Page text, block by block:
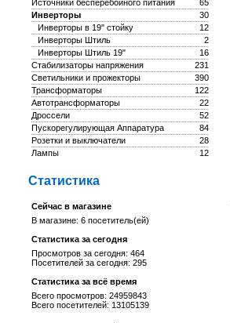
65
Источники бесперебойного питания
30
Инверторы
12
Инверторы в 19" стойку
2
Инверторы Штиль
16
Инверторы Штиль 19"
231
Стабилизаторы напряжения
390
Светильники и прожекторы
122
Трансформаторы
22
Автотрансформаторы
52
Дроссели
84
Пускорегулирующая Аппаратура
28
Розетки и выключатели
12
Лампы
Статистика
Сейчас в магазине
В магазине: 6 посетитель(ей)
Статистика за сегодня
Просмотров за сегодня: 464
Посетителей за сегодня: 295
Статистика за всё время
Всего просмотров: 24959843
Всего посетителей: 13105139